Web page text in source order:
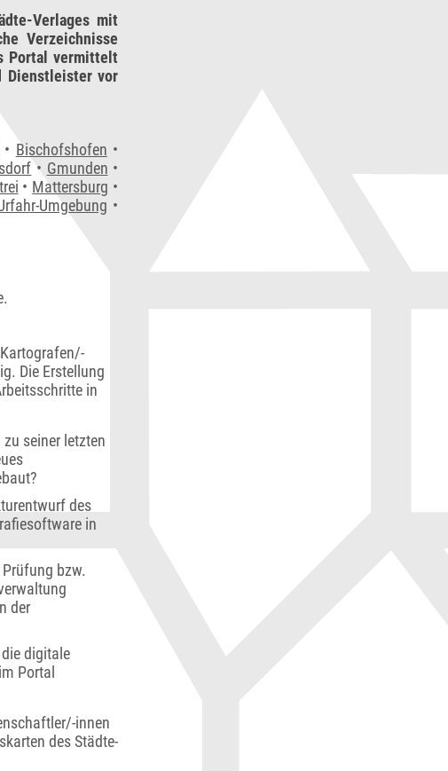
Verlages mit
Verzeichnisse
Portal vermittelt
Dienstleister vor
• Bischofshofen •
• Gmunden •
• Mattersburg •
Umgebung •
Die Erstellung
in
seiner letzten
des
in
bzw.
der
digitale
Portal
innen
des Städte-